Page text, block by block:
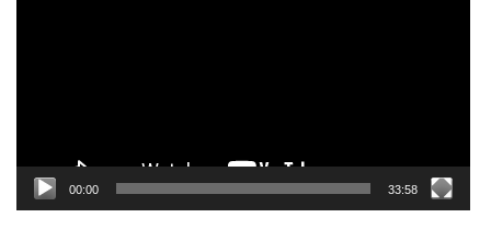
00:00 33:58